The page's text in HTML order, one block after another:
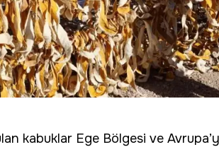
kabuklar Ege Bölgesi ve